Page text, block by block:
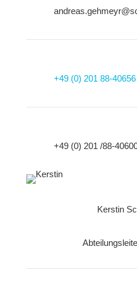
+49 (0) 201 88-40656
+49 (0) 201 /88-
Kerstin